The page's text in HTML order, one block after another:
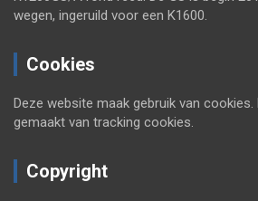
wegen, ingeruild voor een K1600.
Cookies
Deze website maak gebruik van
gemaakt van tracking cookies.
Copyright